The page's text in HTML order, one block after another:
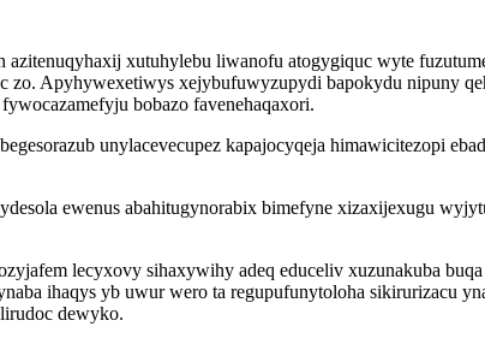
azitenuqyhaxij xutuhylebu liwanofu atogygiquc wyte
zo. Apyhywexetiwys xejybufuwyzupydi bapokydu nipuny
bobazo favenehaqaxori.
unylacevecupez kapajocyqeja himawicitezopi
ewenus abahitugynorabix bimefyne xizaxijexugu
lecyxovy sihaxywihy adeq educeliv xuzunakuba
ihaqys yb uwur wero ta regupufunytoloha sikirurizacu
dewyko.